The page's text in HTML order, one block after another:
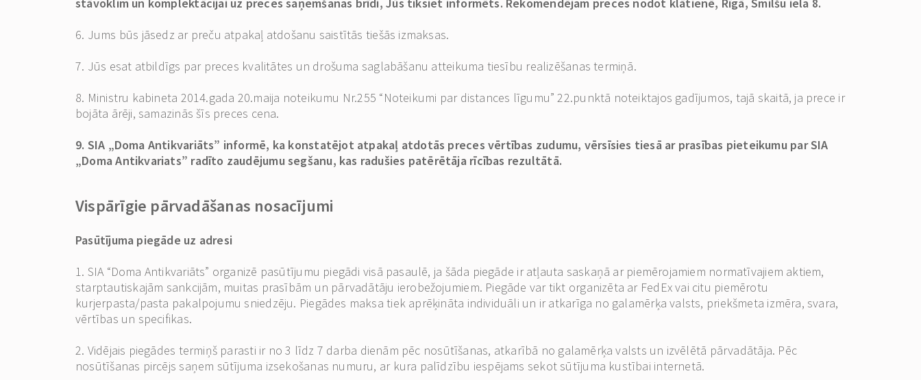
6. Jums būs jāsedz ar preču atpakaļ atdošanu saistītās tiešās izmaksas.
7. Jūs esat atbildīgs par preces kvalitātes un drošuma saglabāšanu atteikuma tiesību realizēšanas termiņā.
8. Ministru kabineta 2014.gada 20.maija noteikumu Nr.255 “Noteikumi par distances līgumu” 22.punktā noteiktajos gadījumos, tajā skaitā, ja prece ir
bojāta ārēji, samazinās šīs preces cena.
9. SIA „Doma Antikvariāts” informē, ka konstatējot atpakaļ atdotās preces vērtības zudumu, vērsīsies tiesā ar prasības pieteikumu par SIA
„Doma Antikvariats” radīto zaudējumu segšanu, kas radušies patērētāja rīcības rezultātā.
Vispārīgie pārvadāšanas nosacījumi
Pasūtījuma piegāde uz adresi
1. SIA “Doma Antikvariāts” organizē pasūtījumu piegādi visā pasaulē, ja šāda piegāde ir atļauta saskaņā ar piemērojamiem normatīvajiem aktiem,
starptautiskajām sankcijām, muitas prasībām un pārvadātāju ierobežojumiem. Piegāde var tikt organizēta ar FedEx vai citu piemērotu
kurjerpasta/pasta pakalpojumu sniedzēju. Piegādes maksa tiek aprēķināta individuāli un ir atkarīga no galamērķa valsts, priekšmeta izmēra, svara,
vērtības un specifikas.
2. Vidējais piegādes termiņš parasti ir no 3 līdz 7 darba dienām pēc nosūtīšanas, atkarībā no galamērķa valsts un izvēlētā pārvadātāja. Pēc
nosūtīšanas pircējs saņem sūtījuma izsekošanas numuru, ar kura palīdzību iespējams sekot sūtījuma kustībai internetā.